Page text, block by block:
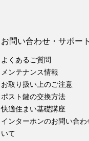
お問い合わせ・サポート
よくあるご質問
メンテナンス情報
お取り扱い上のご注意
ポスト鍵の交換方法
快適住まい基礎講座
インターホンのお問い合わ
いて